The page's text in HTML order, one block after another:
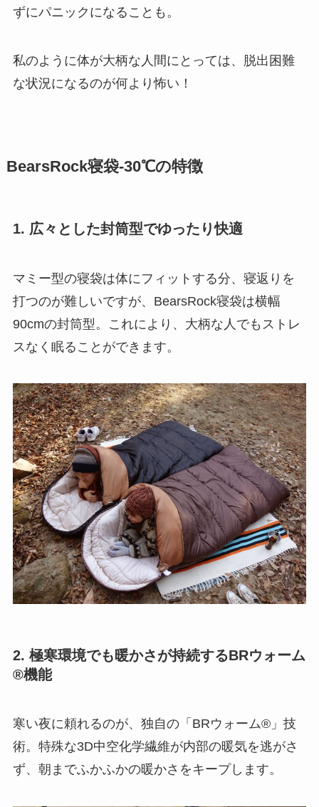
ずにパニックになることも。
私のように体が大柄な人間にとっては、脱出困難
な状況になるのが何より怖い！
BearsRock寝袋-30℃の特徴
1. 広々とした封筒型でゆったり快適
マミー型の寝袋は体にフィットする分、寝返りを
打つのが難しいですが、BearsRock寝袋は横幅
90cmの封筒型。これにより、大柄な人でもストレ
スなく眠ることができます。
2. 極寒環境でも暖かさが持続するBRウォーム
®機能
寒い夜に頼れるのが、独自の「BRウォーム®」技
術。特殊な3D中空化学繊維が内部の暖気を逃がさ
ず、朝までふかふかの暖かさをキープします。